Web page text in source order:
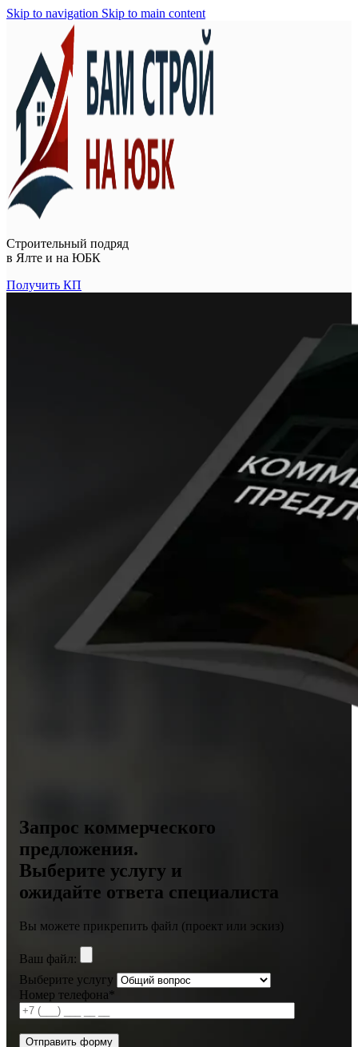
Skip to navigation Skip to main content
Строительный подряд
в Ялте и на ЮБК
Получить КП
Запрос коммерческого
предложения.
Выберите услугу и
ожидайте ответа специалиста
Вы можете прикрепить файл (проект или эскиз)
Ваш файл:
Выберите услугу
Номер телефона*